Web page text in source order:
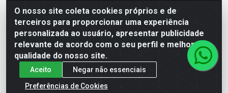
O nosso site coleta cookies próprios e de
terceiros para proporcionar uma experiência
personalizada ao usuário, apresentar publicidade
relevante de acordo com o seu perfil e melhorar a
qualidade do nosso site.
Aceito
Negar não essenciais
Preferências de Cookies
AC Araujo Distribuidora - Rua Carneiro de Campos, 42 -
São Cristóvão, Rio de Janeiro/RJ - CEP 20.920-410 -
CNPJ 08.744.753/0003-85